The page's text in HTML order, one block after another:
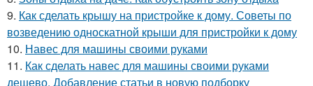
9. Как сделать крышу на пристройке к дому. Советы по
возведению односкатной крыши для пристройки к дому
10. Навес для машины своими руками
11. Как сделать навес для машины своими руками
дешево. Добавление статьи в новую подборку